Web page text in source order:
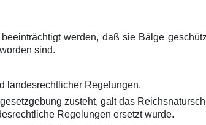
werden, daß sie Bälge
sind.
landesrechtlicher Regelungen.
zusteht, galt das
Regelungen ersetzt wurde.